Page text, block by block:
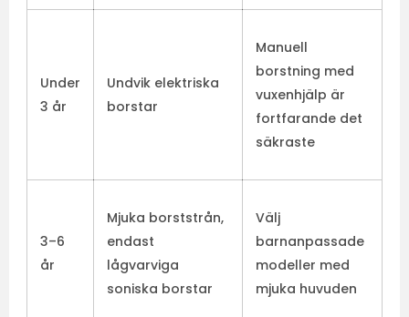
Under
3 år
Undvik elektriska
borstar
Manuell
borstning med
vuxenhjälp är
fortfarande det
säkraste
3–6
år
Mjuka borststrån,
endast
lågvarviga
soniska borstar
Välj
barnanpassade
modeller med
mjuka huvuden